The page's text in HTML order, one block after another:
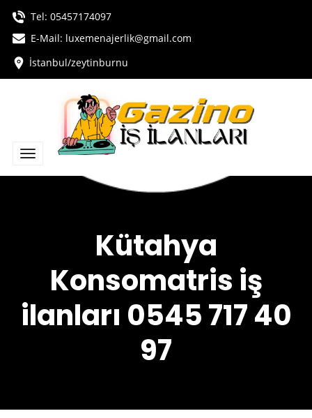
Tel: 05457174097
E-Mail: luxemenajerlik@gmail.com
İstanbul/zeytinburnu
Kütahya
Konsomatris iş
ilanları 0545 717 40
97